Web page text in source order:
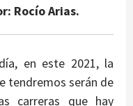
Rocío Arias.
en este 2021, la
tendremos serán de
carreras que hay